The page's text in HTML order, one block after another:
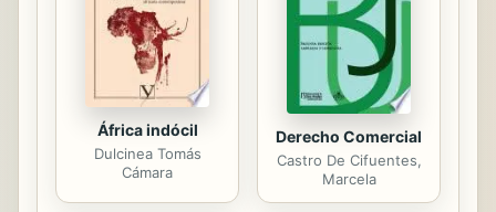
deje quitar por ningn demonio. En
esta obra encontrara lo siguiente: a)
Como...
África indócil
Dulcinea Tomás
Cámara
Derecho Comercial
Castro De Cifuentes,
Marcela